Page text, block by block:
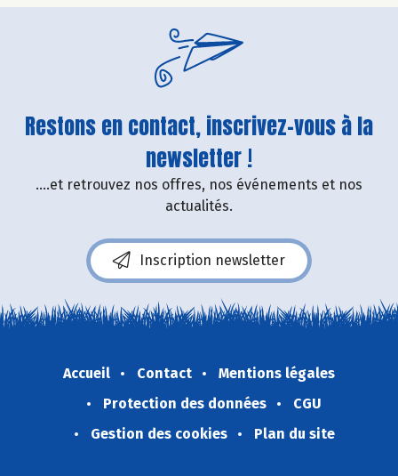
Restons en contact, inscrivez-vous à la
newsletter !
....et retrouvez nos offres, nos événements et nos
actualités.
Inscription newsletter
Accueil Contact
Mentions légales
Protection des données
CGU
Gestion des cookies
Plan du site